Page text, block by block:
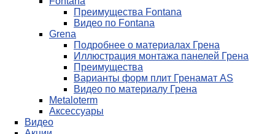
Преимущества Fontana
Видео по Fontana
Grena
Подробнее о материалах Грена
Иллюстрация монтажа панелей Грена
Преимущества
Варианты форм плит Гренамат AS
Видео по материалу Грена
Metaloterm
Аксессуары
Видео